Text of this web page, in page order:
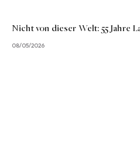
Nicht von dieser Welt: 55 Jahre
08/05/2026